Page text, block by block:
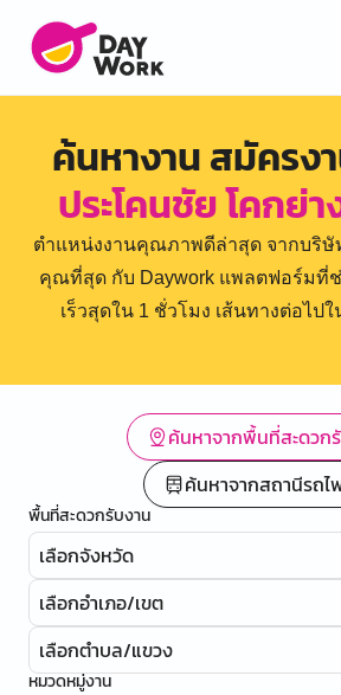
ค้นหางาน สมัครง
ประโคนชัย โคกย่า
ตำแหน่งงานคุณภาพดีล่าสุด จากบริ
คุณที่สุด กับ Daywork แพลตฟอร์มที่
เร็วสุดใน 1 ชั่วโมง เส้นทางต่อไ
ค้นหาจากพื้นที่สะดวก
ค้นหาจากสถานีรถไ
พื้นที่สะดวกรับงาน
เลือกจังหวัด
เลือกอำเภอ/เขต
เลือกตำบล/แขวง
หมวดหมู่งาน